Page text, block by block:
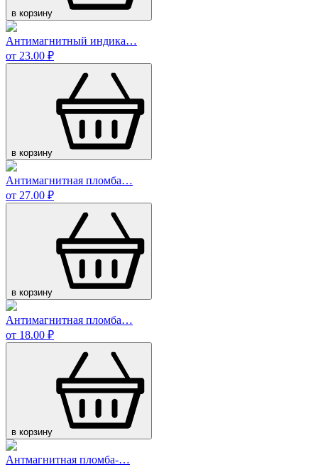
в корзину
Антимагнитный индика…
от 23.00 ₽
в корзину
Антимагнитная пломба…
от 27.00 ₽
в корзину
Антимагнитная пломба…
от 18.00 ₽
в корзину
Антмагнитная пломба-…